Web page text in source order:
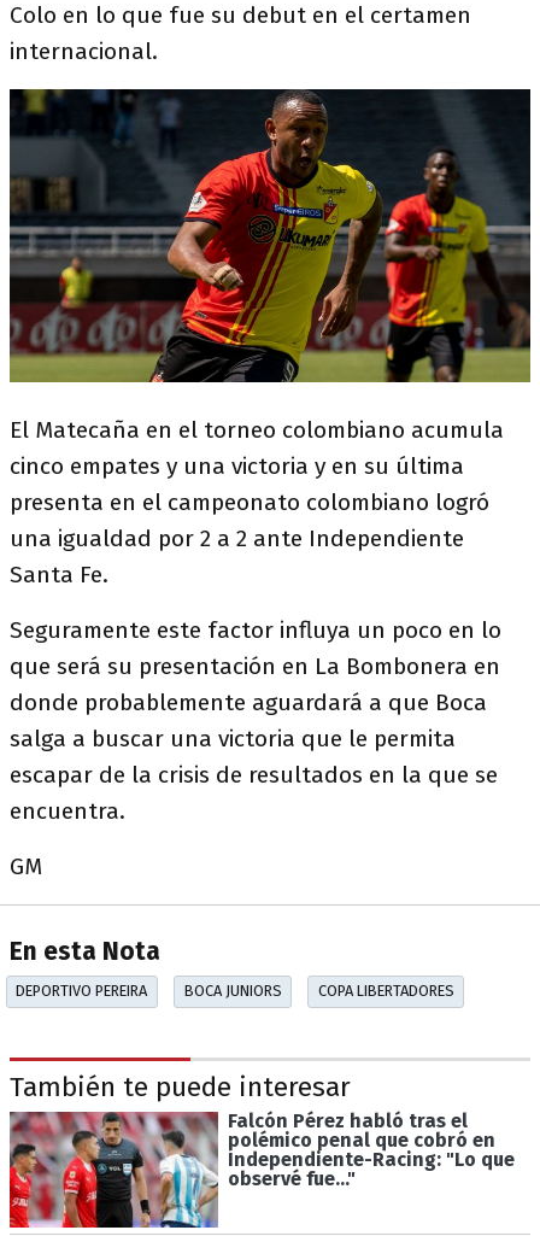
Colo en lo que fue su debut en el certamen
internacional.
El Matecaña en el torneo colombiano acumula
cinco empates y una victoria y en su última
presenta en el campeonato colombiano logró
una igualdad por 2 a 2 ante Independiente
Santa Fe.
Seguramente este factor influya un poco en lo
que será su presentación en La Bombonera en
donde probablemente aguardará a que Boca
salga a buscar una victoria que le permita
escapar de la crisis de resultados en la que se
encuentra.
GM
En esta Nota
DEPORTIVO PEREIRA BOCA JUNIORS COPA LIBERTADORES
También te puede interesar
Falcón Pérez habló tras el
polémico penal que cobró en
Independiente-Racing: "Lo que
observé fue..."